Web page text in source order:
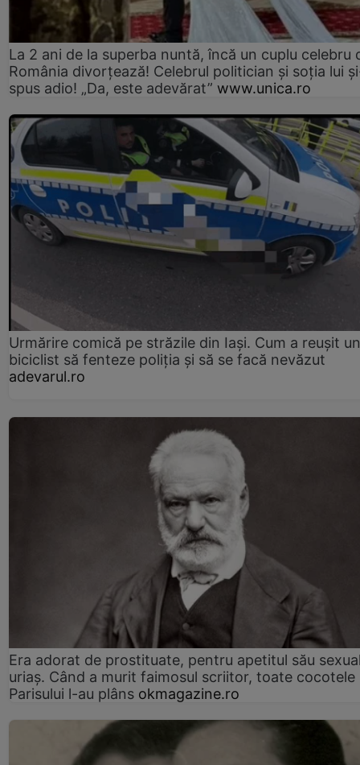
La 2 ani de la superba nuntă, încă un cuplu celebru
România divorțează! Celebrul politician și soția lui
spus adio! „Da, este adevărat” www.unica.ro
Urmărire comică pe străzile din Iași. Cum a reușit un
biciclist să fenteze poliția și să se facă nevăzut
adevarul.ro
Era adorat de prostituate, pentru apetitul său
uriaș. Când a murit faimosul scriitor, toate cocotele
Parisului l-au plâns okmagazine.ro